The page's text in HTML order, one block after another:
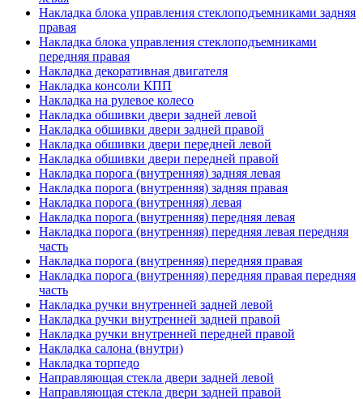
Накладка блока управления стеклоподъемниками задняя
правая
Накладка блока управления стеклоподъемниками
передняя правая
Накладка декоративная двигателя
Накладка консоли КПП
Накладка на рулевое колесо
Накладка обшивки двери задней левой
Накладка обшивки двери задней правой
Накладка обшивки двери передней левой
Накладка обшивки двери передней правой
Накладка порога (внутренняя) задняя левая
Накладка порога (внутренняя) задняя правая
Накладка порога (внутренняя) левая
Накладка порога (внутренняя) передняя левая
Накладка порога (внутренняя) передняя левая передняя
часть
Накладка порога (внутренняя) передняя правая
Накладка порога (внутренняя) передняя правая передняя
часть
Накладка ручки внутренней задней левой
Накладка ручки внутренней задней правой
Накладка ручки внутренней передней правой
Накладка салона (внутри)
Накладка торпедо
Направляющая стекла двери задней левой
Направляющая стекла двери задней правой